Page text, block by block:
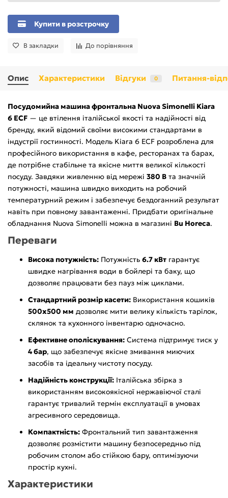
Купити в розстрочку
В закладки До порівняння
Опис Характеристики Відгуки 0 Питання-
Посудомийна машина фронтальна Nuova Simonelli Kiara
6 ECF — це втілення італійської якості та надійності від
бренду, який відомий своїми високими стандартами в
індустрії гостинності. Модель Kiara 6 ECF розроблена для
професійного використання в кафе, ресторанах та барах,
де потрібне стабільне та якісне миття великої кількості
посуду. Завдяки живленню від мережі 380 В та значній
потужності, машина швидко виходить на робочий
температурний режим і забезпечує бездоганний результат
навіть при повному завантаженні. Придбати оригінальне
обладнання Nuova Simonelli можна в магазині Bu Horeca.
Переваги
Висока потужність: Потужність 6.7 кВт гарантує
швидке нагрівання води в бойлері та баку, що
дозволяє працювати без пауз між циклами.
Стандартний розмір касети: Використання кошиків
500х500 мм дозволяє мити велику кількість тарілок,
склянок та кухонного інвентарю одночасно.
Ефективне ополіскування: Система підтримує тиск у
4 бар, що забезпечує якісне змивання миючих
засобів та ідеальну чистоту посуду.
Надійність конструкції: Італійська збірка з
використанням високоякісної нержавіючої сталі
гарантує тривалий термін експлуатації в умовах
агресивного середовища.
Компактність: Фронтальний тип завантаження
дозволяє розмістити машину безпосередньо під
робочим столом або стійкою бару, оптимізуючи
простір кухні.
Характеристики